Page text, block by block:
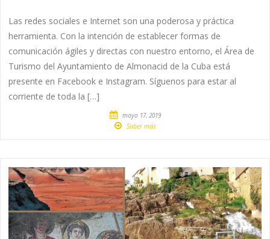
Las redes sociales e Internet son una poderosa y práctica
herramienta. Con la intención de establecer formas de
comunicación ágiles y directas con nuestro entorno, el Área de
Turismo del Ayuntamiento de Almonacid de la Cuba está
presente en Facebook e Instagram. Síguenos para estar al
corriente de toda la […]
mayo 17, 2019
Saber más